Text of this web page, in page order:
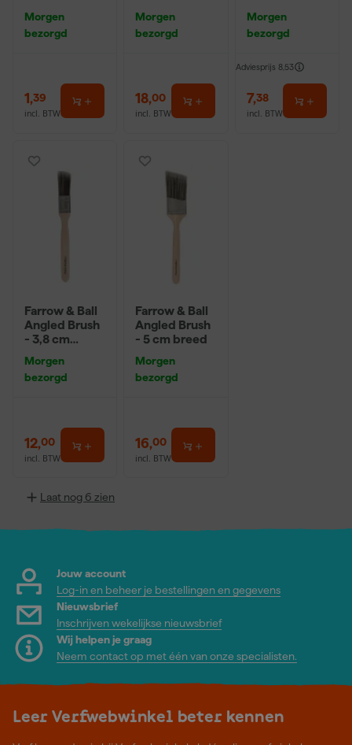
P220
Morgen
bezorgd
1,39
incl. BTW
Morgen
bezorgd
18,00
incl. BTW
Morgen
bezorgd
Adviesprijs 8,53
7,38
incl. BTW
Farrow & Ball
Angled Brush
- 3,8 cm
Morgen
bezorgd
12,00
incl. BTW
Farrow & Ball
Angled Brush
- 5 cm breed
Morgen
bezorgd
16,00
incl. BTW
Laat nog 6 zien
Jouw account
Log-in en beheer je bestellingen en gegevens
Nieuwsbrief
Inschrijven wekelijkse nieuwsbrief
Wij helpen je graag
Neem contact op met één van onze specialisten.
Leer Verfwebwinkel beter kennen